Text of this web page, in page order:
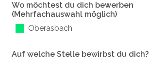
Wo möchtest du dich bewerben
(Mehrfachauswahl möglich)
Oberasbach
Auf welche Stelle bewirbst du dich?